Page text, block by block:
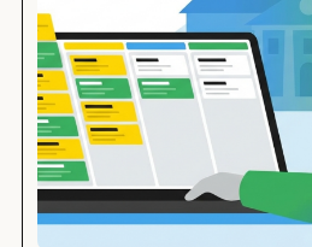
Wind in deine Projekte zu